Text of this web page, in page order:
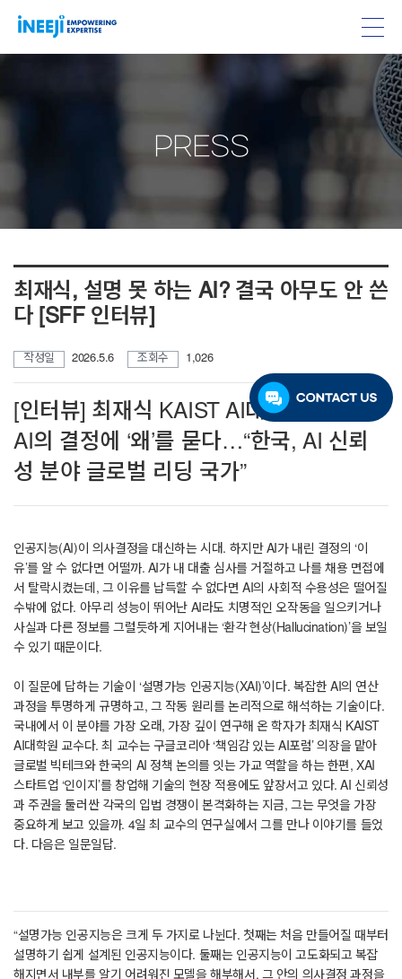
PRESS
최재식, 설명 못 하는 AI? 결국 아무도 안 쓴
다 [SFF 인터뷰]
작성일 2026.5.6 조회수 1,026
[인터뷰] 최재식 KAIST AI대학원 교수
AI의 결정에 ‘왜’를 묻다…“한국, AI 신뢰
성 분야 글로벌 리딩 국가”
인공지능(AI)이 의사결정을 대신하는 시대. 하지만 AI가 내린 결정의 ‘이
유’를 알 수 없다면 어떨까. AI가 내 대출 심사를 거절하고 나를 채용 면접에
서 탈락시켰는데, 그 이유를 납득할 수 없다면 AI의 사회적 수용성은 떨어질
수밖에 없다. 아무리 성능이 뛰어난 AI라도 치명적인 오작동을 일으키거나
사실과 다른 정보를 그럴듯하게 지어내는 ‘환각 현상(Hallucination)’을 보일
수 있기 때문이다.
이 질문에 답하는 기술이 ‘설명가능 인공지능(XAI)’이다. 복잡한 AI의 연산
과정을 투명하게 규명하고, 그 작동 원리를 논리적으로 해석하는 기술이다.
국내에서 이 분야를 가장 오래, 가장 깊이 연구해 온 학자가 최재식 KAIST
AI대학원 교수다. 최 교수는 구글코리아 ‘책임감 있는 AI포럼’ 의장을 맡아
글로벌 빅테크와 한국의 AI 정책 논의를 잇는 가교 역할을 하는 한편, XAI
스타트업 ‘인이지’를 창업해 기술의 현장 적용에도 앞장서고 있다. AI 신뢰성
과 주권을 둘러싼 각국의 입법 경쟁이 본격화하는 지금, 그는 무엇을 가장
중요하게 보고 있을까. 4일 최 교수의 연구실에서 그를 만나 이야기를 들었
다. 다음은 일문일답.
“설명가능 인공지능은 크게 두 가지로 나뉜다. 첫째는 처음 만들어질 때부터
설명하기 쉽게 설계된 인공지능이다. 둘째는 인공지능이 고도화되고 복잡
해지면서 내부를 알기 어려워진 모델을 해부해서, 그 안의 의사결정 과정을